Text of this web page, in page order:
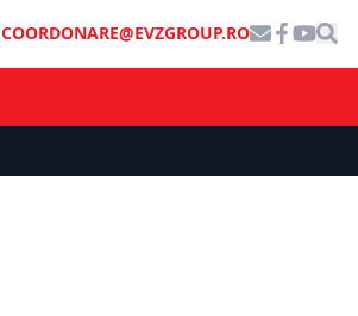
COORDONARE@EVZGROUP.RO